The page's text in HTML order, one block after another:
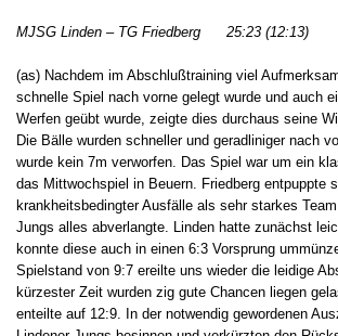
MJSG Linden – TG Friedberg 25:23 (12:13)
(as) Nachdem im Abschlußtraining viel
schnelle Spiel nach vorne gelegt wurde und auch
Werfen geübt wurde, zeigte dies durchaus seine
Die Bälle wurden schneller und geradliniger nach
wurde kein 7m verworfen. Das Spiel war um ein
das Mittwochspiel in Beuern. Friedberg entpuppte
krankheitsbedingter Ausfälle als sehr starkes
Jungs alles abverlangte. Linden hatte zunächst
konnte diese auch in einen 6:3 Vorsprung
Spielstand von 9:7 ereilte uns wieder die leidige
kürzester Zeit wurden zig gute Chancen liegen
enteilte auf 12:9. In der notwendig gewordenen